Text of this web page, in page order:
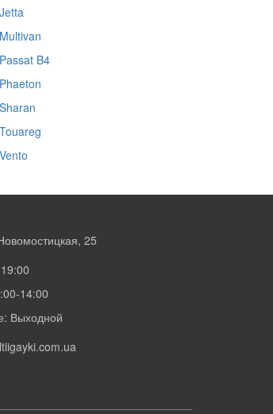
Jetta
Multivan
Passat B4
Phaeton
Sharan
Touareg
Vento
25
14:00
Выходной